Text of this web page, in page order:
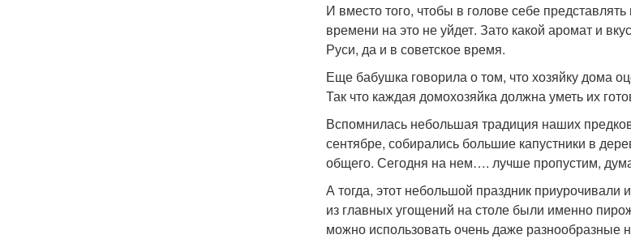
И вместо того, чтобы в голове себе
времени на это не уйдет. Зато какой аромат и
Руси, да и в советское время.
Еще бабушка говорила о том, что хозяйку дома
Так что каждая домохозяйка должна уметь их
Вспомнилась небольшая традиция наших
сентябре, собирались большие капустники в
общего. Сегодня на нем…. лучше пропустим,
А тогда, этот небольшой праздник
из главных угощений на столе были именно
можно использовать очень даже разнообразные